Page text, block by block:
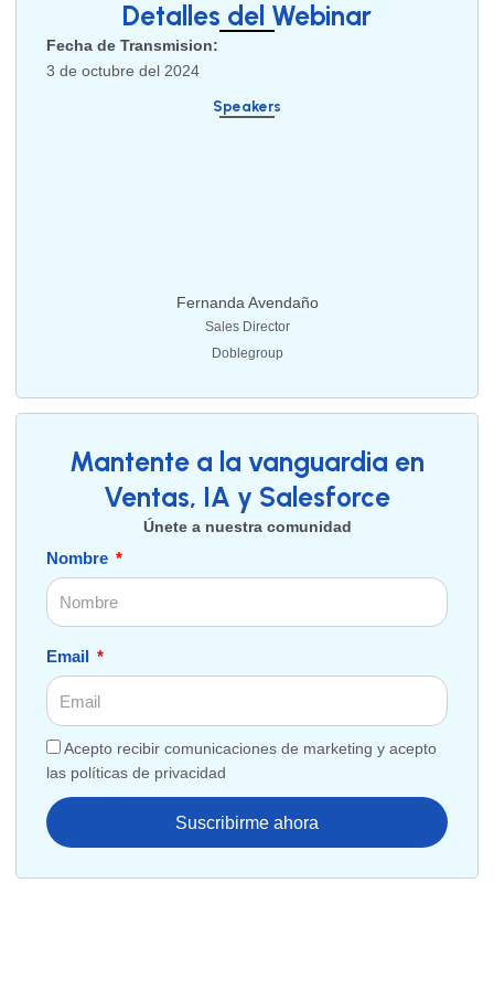
Detalles del Webinar
Fecha de Transmision:
3 de octubre del 2024
Speakers
Fernanda Avendaño
Sales Director
Doblegroup
Mantente a la vanguardia en
Ventas, IA y Salesforce
Únete a nuestra comunidad
Nombre
Email
Acepto recibir comunicaciones de marketing y acepto
las políticas de privacidad
Suscribirme ahora